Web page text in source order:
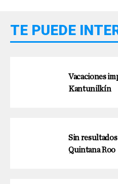
TE PUEDE
Vacaciones
Kantunilkín
Sin
Quintana Roo